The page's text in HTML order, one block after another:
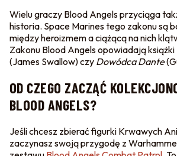
Wielu graczy Blood Angels przyciąga
historia. Space Marines tego zakonu są
między heroizmem a ciążącą na nich
Zakonu Blood Angels opowiadają książki
(James Swallow) czy Dowódca Dante
OD CZEGO ZACZĄĆ
BLOOD ANGELS?
Jeśli chcesz zbierać figurki Krwawych
zaczynasz swoją przygodę z